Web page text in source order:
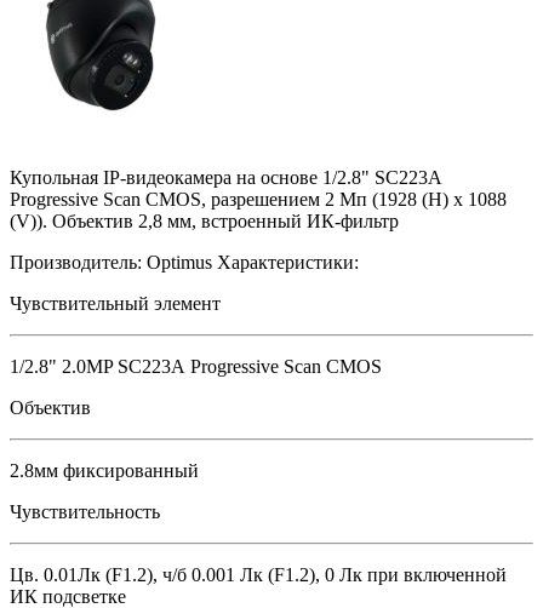
Купольная IP-видеокамера на основе 1/2.8" SC223А
Progressive Scan CMOS, разрешением 2 Мп (1928 (H) x 1088
(V)). Объектив 2,8 мм, встроенный ИК-фильтр
Производитель: Optimus Характеристики:
Чувствительный элемент
1/2.8" 2.0MP SC223А Progressive Scan CMOS
Объектив
2.8мм фиксированный
Чувствительность
Цв. 0.01Лк (F1.2), ч/б 0.001 Лк (F1.2), 0 Лк при включенной
ИК подсветке